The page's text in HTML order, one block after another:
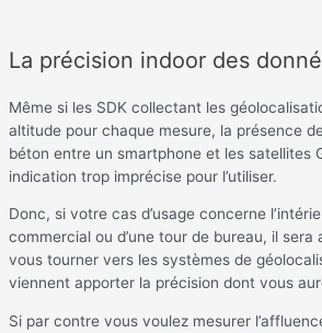
La précision indoor des
Même si les SDK collectant les
altitude pour chaque mesure, la présence
béton entre un smartphone et les satellites
indication trop imprécise pour l’utiliser.
Donc, si votre cas d’usage concerne
commercial ou d’une tour de bureau, il sera
vous tourner vers les systèmes de
viennent apporter la précision dont vous
Si par contre vous voulez mesurer